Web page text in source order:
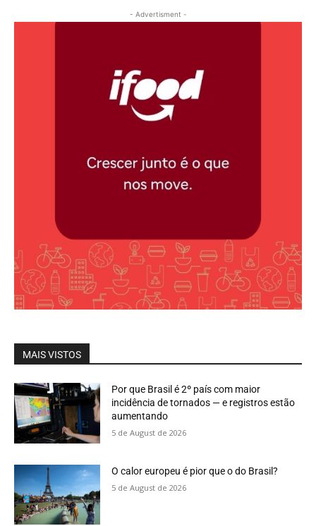
- Advertisment -
MAIS VISTOS
Por que Brasil é 2º país com maior
incidência de tornados — e registros estão
aumentando
5 de August de 2026
O calor europeu é pior que o do Brasil?
5 de August de 2026